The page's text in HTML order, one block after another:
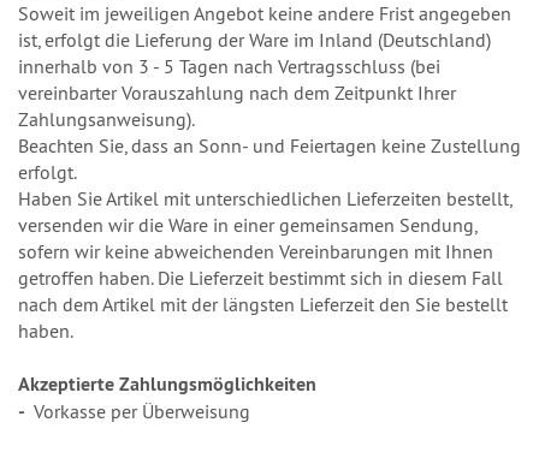
Soweit im jeweiligen Angebot keine andere Frist angegeben
ist, erfolgt die Lieferung der Ware im Inland (Deutschland)
innerhalb von 3 - 5 Tagen nach Vertragsschluss (bei
vereinbarter Vorauszahlung nach dem Zeitpunkt Ihrer
Zahlungsanweisung).
Beachten Sie, dass an Sonn- und Feiertagen keine Zustellung
erfolgt.
Haben Sie Artikel mit unterschiedlichen Lieferzeiten bestellt,
versenden wir die Ware in einer gemeinsamen Sendung,
sofern wir keine abweichenden Vereinbarungen mit Ihnen
getroffen haben. Die Lieferzeit bestimmt sich in diesem Fall
nach dem Artikel mit der längsten Lieferzeit den Sie bestellt
haben.
Akzeptierte Zahlungsmöglichkeiten
- Vorkasse per Überweisung